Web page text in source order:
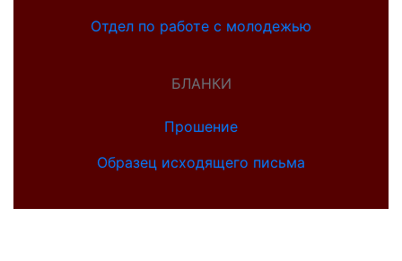
Отдел по работе с молодежью
БЛАНКИ
Прошение
Образец исходящего письма